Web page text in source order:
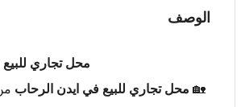
الوصف
محل تجاري
🏡 محل تجاري للبيع في ايدن الرحاب